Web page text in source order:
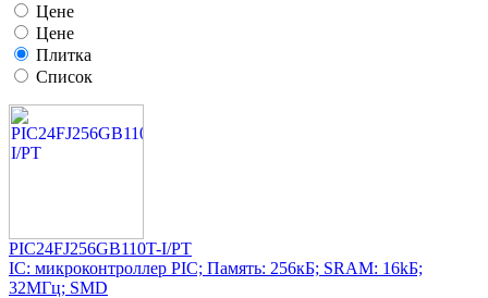
Цене
Цене
Плитка
Список
PIC24FJ256GB110T-I/PT
IC: микроконтроллер PIC; Память: 256кБ; SRAM: 16kБ;
32МГц; SMD